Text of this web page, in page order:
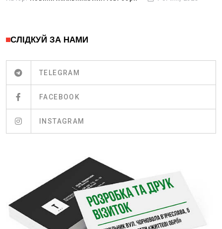
СЛІДКУЙ ЗА НАМИ
TELEGRAM
FACEBOOK
INSTAGRAM